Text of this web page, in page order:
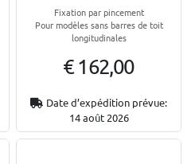
Fixation par pincement
Pour modèles sans barres de toit
longitudinales
€ 162,00
Date d’expédition prévue:
14 août 2026